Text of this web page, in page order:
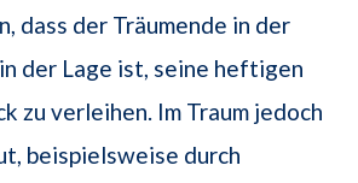
dass der Träumende in der
der Lage ist, seine heftigen
zu verleihen. Im Traum jedoch
beispielsweise durch